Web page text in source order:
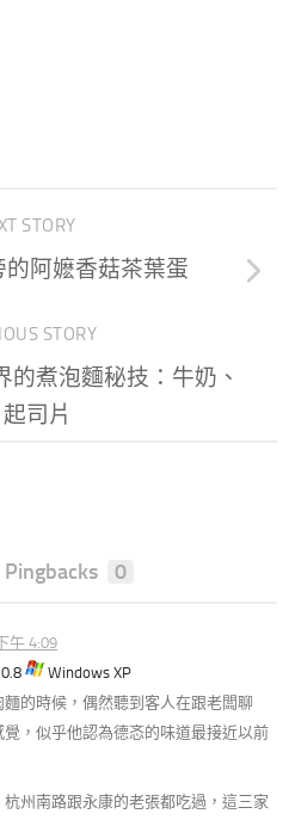
STORY
的阿嬷香菇茶葉蛋
STORY
的煮泡麵秘技：牛奶、
起司片
Pingbacks 0
午 4:09
Windows XP
的時候，偶然聽到客人在跟老闆聊
，似乎他認為德忞的味道最接近以前
州南路跟永康的老張都吃過，這三家